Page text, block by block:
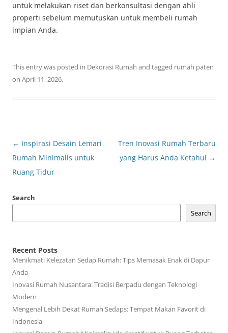
untuk melakukan riset dan berkonsultasi dengan ahli
properti sebelum memutuskan untuk membeli rumah
impian Anda.
This entry was posted in Dekorasi Rumah and tagged rumah paten
on April 11, 2026.
Post
navigation
← Inspirasi Desain Lemari
Rumah Minimalis untuk
Ruang Tidur
Tren Inovasi Rumah Terbaru
yang Harus Anda Ketahui →
Search
Search
Recent Posts
Menikmati Kelezatan Sedap Rumah: Tips Memasak Enak di Dapur
Anda
Inovasi Rumah Nusantara: Tradisi Berpadu dengan Teknologi
Modern
Mengenal Lebih Dekat Rumah Sedaps: Tempat Makan Favorit di
Indonesia